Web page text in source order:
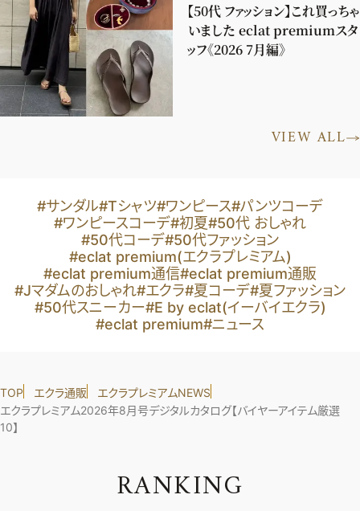
【50代 ファッション】これ買っちゃ
いました eclat premiumスタ
ッフ《2026 7月編》
VIEW ALL
#サンダル#Tシャツ#ワンピース#パンツコーデ
#ワンピースコーデ#初夏#50代 おしゃれ
#50代コーデ#50代ファッション
#eclat premium(エクラプレミアム)
#eclat premium通信#eclat premium通販
#Jマダムのおしゃれ#エクラ#夏コーデ#夏ファッション
#50代スニーカー#E by eclat(イーバイエクラ)
#eclat premium#ニュース
TOP エクラ通販
エクラプレミアムNEWS
エクラプレミアム2026年8月号デジタルカタログ【バイヤーアイテム厳選
10】
RANKING